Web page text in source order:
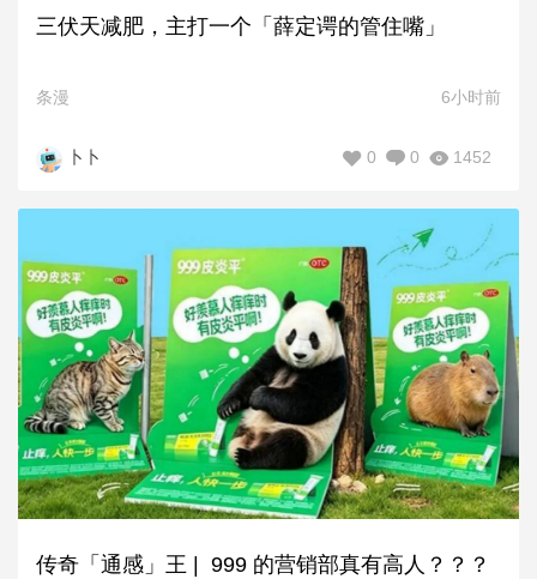
三伏天减肥，主打一个「薛定谔的管住嘴」
条漫 6小时前
卜卜 1452
0
0
传奇「通感」王 | 999 的营销部真有高人？？？